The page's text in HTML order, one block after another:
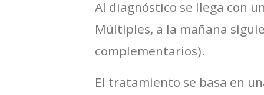
Al diagnóstico se llega con
Múltiples, a la mañana
complementarios).
El tratamiento se basa en